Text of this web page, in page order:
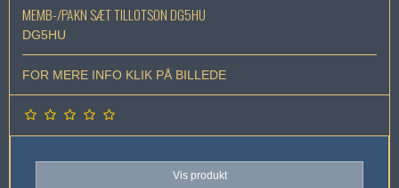
MEMB-/PAKN SÆT TILLOTSON DG5HU
DG5HU
FOR MERE INFO KLIK PÅ BILLEDE
Vis produkt